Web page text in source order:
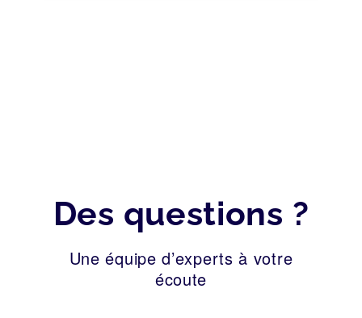
Des questions ?
Une équipe d’experts à votre
écoute